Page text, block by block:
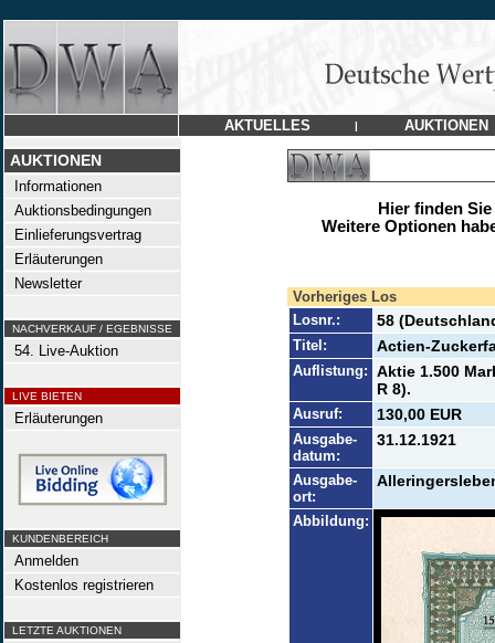
AKTUELLES | AUKTIONEN
AUKTIONEN
Informationen
Auktionsbedingungen
Einlieferungsvertrag
Erläuterungen
Newsletter
NACHVERKAUF / EGEBNISSE
54. Live-Auktion
LIVE BIETEN
Erläuterungen
KUNDENBEREICH
Anmelden
Kostenlos registrieren
LETZTE AUKTIONEN
Hier finden
Weitere Optionen
Vorheriges Los
Losnr.:
58
Titel: Actien-
Auflistung: Aktie 1.500
R 8).
Ausruf: 130,00 EUR
Ausgabe-
datum:
31.12.1921
Ausgabe-
ort:
Abbildung: